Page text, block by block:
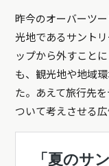
昨今のオーバーツ
光地であるサント
ップから外すこと
も、観光地や地域
た。あえて旅行先
ついて考えさせる広